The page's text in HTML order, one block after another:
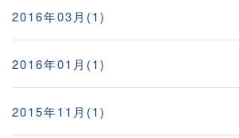
2016年03月(1)
2016年01月(1)
2015年11月(1)